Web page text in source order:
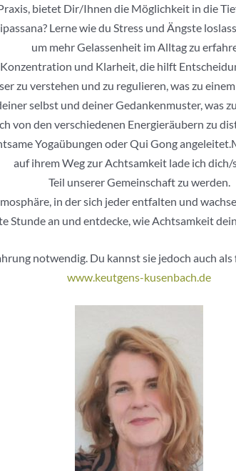
bietet Dir/Ihnen die Möglichkeit in die
Lerne wie du Stress und Ängste
um mehr Gelassenheit im Alltag zu
und Klarheit, die hilft
zu verstehen und zu regulieren, was zu
selbst und deiner Gedankenmuster, was
von den verschiedenen Energieräubern zu
Yogaübungen oder Qui Gong
auf ihrem Weg zur Achtsamkeit lade ich dich/
Teil unserer Gemeinschaft zu werden.
in der sich jeder entfalten und
Stunde an und entdecke, wie Achtsamkeit
notwendig. Du kannst sie jedoch auch
www.keutgens-kusenbach.de